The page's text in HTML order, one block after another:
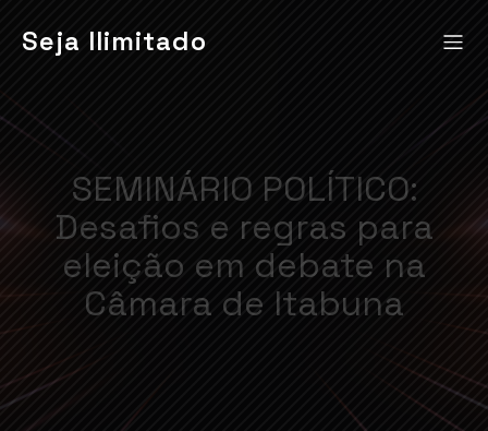
Seja Ilimitado
SEMINÁRIO POLÍTICO:
Desafios e regras para
eleição em debate na
Câmara de Itabuna